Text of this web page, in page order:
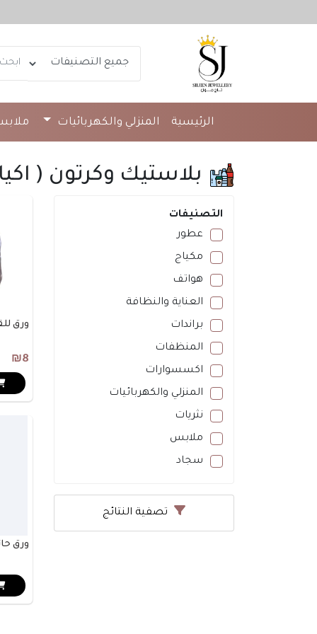
الرئيسية المنزلي والكهربائيات
بلاستيك وكرتون (
التصنيفات
عطور
مكياج
هواتف
العناية والنظافة
براندات
المنظفات
اكسسوارات
المنزلي والكهربائيات
نثريات
ملابس
سجاد
تصفية النتائج
ورق
₪8
ورق